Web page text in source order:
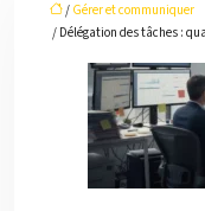
/ Gérer et communiquer
/ Délégation des tâches :